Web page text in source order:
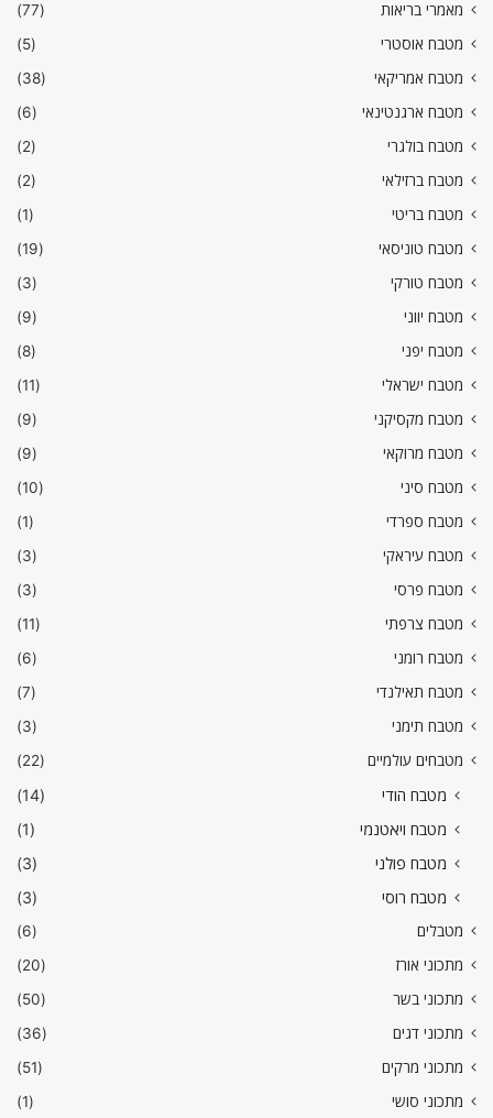
מאמרי בריאות
(77)
מטבח אוסטרי
(5)
מטבח אמריקאי
(38)
מטבח ארגנטינאי
(6)
מטבח בולגרי
(2)
מטבח ברזילאי
(2)
מטבח בריטי
(1)
מטבח טוניסאי
(19)
מטבח טורקי
(3)
מטבח יווני
(9)
מטבח יפני
(8)
מטבח ישראלי
(11)
מטבח מקסיקני
(9)
מטבח מרוקאי
(9)
מטבח סיני
(10)
מטבח ספרדי
(1)
מטבח עיראקי
(3)
מטבח פרסי
(3)
מטבח צרפתי
(11)
מטבח רומני
(6)
מטבח תאילנדי
(7)
מטבח תימני
(3)
מטבחים עולמיים
(22)
מטבח הודי
(14)
מטבח ויאטנמי
(1)
מטבח פולני
(3)
מטבח רוסי
(3)
מטבלים
(6)
מתכוני אורז
(20)
מתכוני בשר
(50)
מתכוני דגים
(36)
מתכוני מרקים
(51)
מתכוני סושי
(1)